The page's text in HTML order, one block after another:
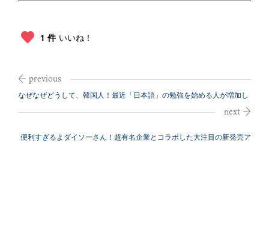
1 件 いいね！
なぜなぜどうして、韓国人！最近「日本語」の勉強を始める人が増加し
便利すぎるよダイソーさん！超有名企業とコラボした大注目の新発売ア